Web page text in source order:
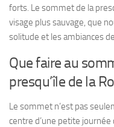
forts. Le sommet de la
visage plus sauvage, que
solitude et les ambiances
Que faire au
presqu’île de la
Le sommet n’est pas
centre d’une petite